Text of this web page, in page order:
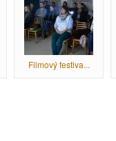
Filmový festiva...